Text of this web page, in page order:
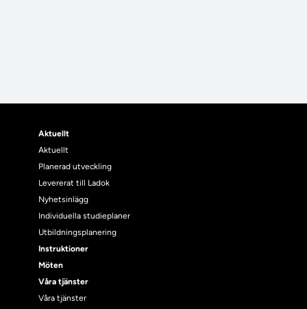
Aktuellt
Aktuellt
Planerad utveckling
Levererat till Ladok
Nyhetsinlägg
Individuella studieplaner
Utbildningsplanering
Instruktioner
Möten
Våra tjänster
Våra tjänster